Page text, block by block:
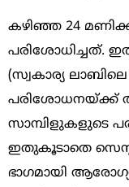
കഴിഞ്ഞ 24
പരിശോധിച്ചത്.
(സ്വകാര്യ
പരിശോധനയ്ക്ക്
സാമ്പിളുകളുടെ
ഇതുകൂടാതെ
ഭാഗമായി